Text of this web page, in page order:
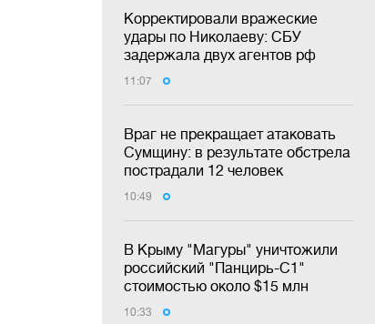
Корректировали вражеские
удары по Николаеву: СБУ
задержала двух агентов рф
11:07
Враг не прекращает атаковать
Сумщину: в результате обстрела
пострадали 12 человек
10:49
В Крыму "Магуры" уничтожили
российский "Панцирь-С1"
стоимостью около $15 млн
10:33